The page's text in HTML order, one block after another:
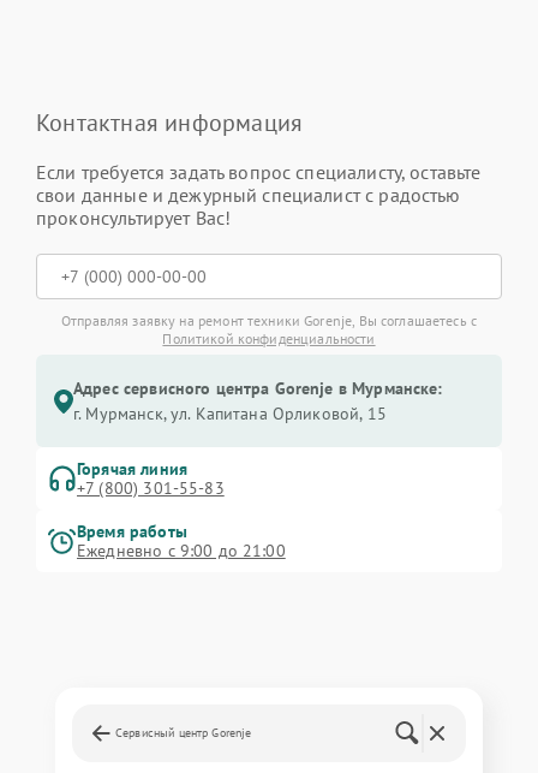
Контактная информация
Если требуется задать вопрос специалисту, оставьте
свои данные и дежурный специалист с радостью
проконсультирует Вас!
Отправляя заявку на ремонт техники Gorenje, Вы соглашаетесь с
Политикой конфиденциальности
Адрес сервисного центра Gorenje в Мурманске:
г. Мурманск, ул. Капитана Орликовой, 15
Горячая линия
+7 (800) 301-55-83
Время работы
Ежедневно с 9:00 до 21:00
Сервисный центр Gorenje